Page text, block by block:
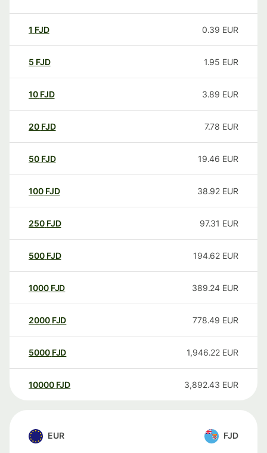
1 FJD 0.39 EUR
5 FJD 1.95 EUR
10 FJD 3.89 EUR
20 FJD 7.78 EUR
50 FJD 19.46 EUR
100 FJD 38.92 EUR
250 FJD 97.31 EUR
500 FJD 194.62 EUR
1000 FJD 389.24 EUR
2000 FJD 778.49 EUR
5000 FJD 1,946.22 EUR
10000 FJD 3,892.43 EUR
EUR FJD